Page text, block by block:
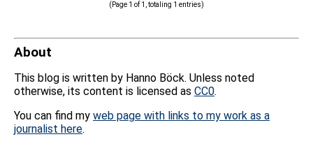
(Page 1 of 1, totaling 1 entries)
About
This blog is written by Hanno Böck. Unless noted
otherwise, its content is licensed as CC0.
You can find my web page with links to my work as a
journalist here.